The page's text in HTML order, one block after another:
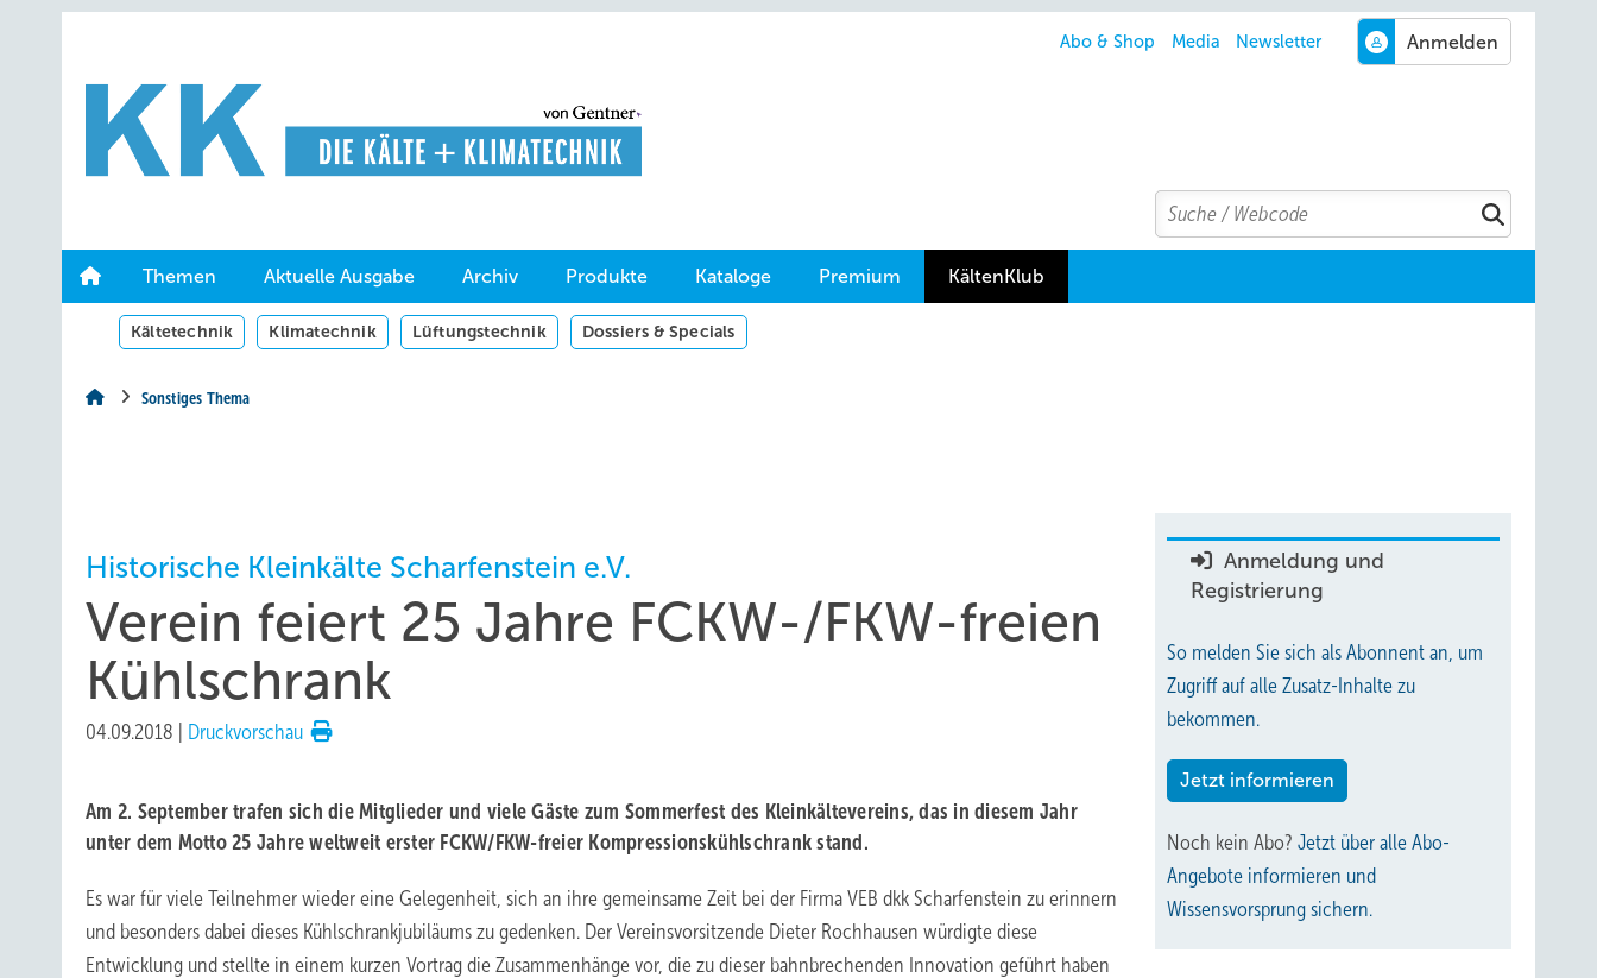
Hauptinhalt
Hauptmenü
Abo & Shop Media Newsletter
Search
Suchen
Themen Aktuelle Ausgabe Archiv Produkte Kataloge Premium KältenKlub
Kältetechnik Klimatechnik Lüftungstechnik Dossiers & Specials
Sonstiges Thema
Historische Kleinkälte Scharfenstein e.V.
Verein feiert 25 Jahre FCKW-/FKW-freien
Kühlschrank
04.09.2018 Druckvorschau
Am 2. September trafen sich die Mitglieder und viele Gäste zum Sommerfest des Kleinkältevereins, das in diesem Jahr
unter dem Motto 25 Jahre weltweit erster FCKW/FKW-freier Kompressionskühlschrank stand.
Es war für viele Teilnehmer wieder eine Gelegenheit, sich an ihre gemeinsame Zeit bei der Firma VEB dkk Scharfenstein zu erinnern
und besonders dabei dieses Kühlschrankjubiläums zu gedenken. Der Vereinsvorsitzende Dieter Rochhausen würdigte diese
Entwicklung und stellte in einem kurzen Vortrag die Zusammenhänge vor, die zu dieser bahnbrechenden Innovation geführt haben
Anmeldung und
Registrierung
So melden Sie sich als Abonnent an, um
Zugriff auf alle Zusatz-Inhalte zu
bekommen.
Jetzt informieren
Noch kein Abo? Jetzt über alle Abo-
Angebote informieren und
Wissensvorsprung sichern.